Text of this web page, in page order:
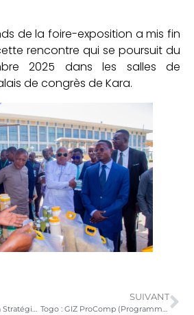
de la foire-exposition a mis fin
rencontre qui se poursuit du
2025 dans les salles de
de congrès de Kara.
Togo : validation du Plan Stratégique National de lutte contre la PPR : le Togo renforce son engagement vers l’éradication de la maladie
SUIVANT
Togo : GIZ ProComp (Programme pour la promotion de la compétitivité du secteur privé) : mise en place des textes juridiques pour la règlementation des interprofessions plantes à racines et tubercules, mangues, ananas, soja et maïs.